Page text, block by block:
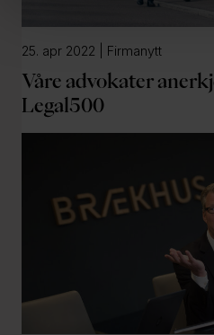
25. apr 2022 | Firmanytt
Våre advokater
Legal500